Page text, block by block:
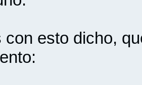
con esto dicho,